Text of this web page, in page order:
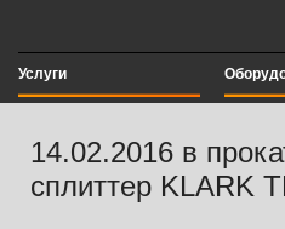
Услуги
14.02.2016 в
сплиттер KLARK